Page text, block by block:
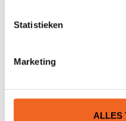
Statistieken
Marketing
ALLES